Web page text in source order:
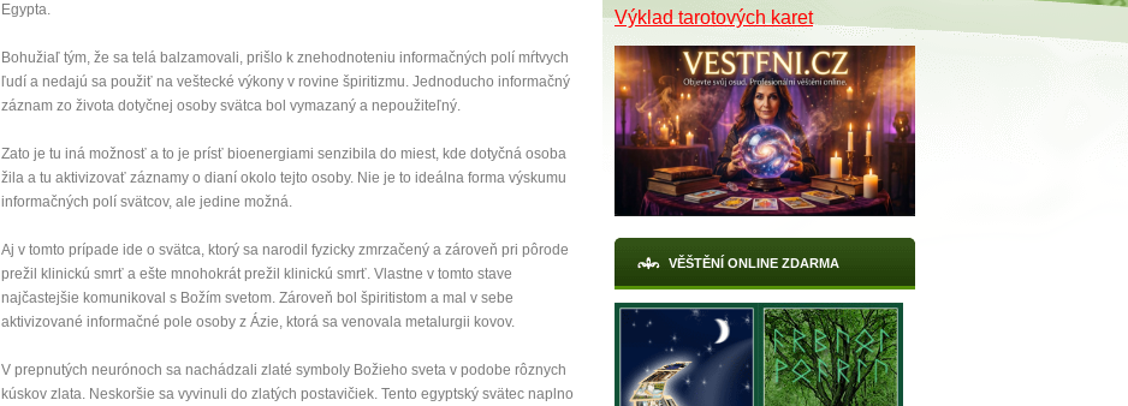
Egypta.
Bohužiaľ tým, že sa telá balzamovali, prišlo k znehodnoteniu informačných polí mŕtvych
ľudí a nedajú sa použiť na veštecké výkony v rovine špiritizmu. Jednoducho informačný
záznam zo života dotyčnej osoby svätca bol vymazaný a nepoužiteľný.
Zato je tu iná možnosť a to je prísť bioenergiami senzibila do miest, kde dotyčná osoba
žila a tu aktivizovať záznamy o dianí okolo tejto osoby. Nie je to ideálna forma výskumu
informačných polí svätcov, ale jedine možná.
Aj v tomto prípade ide o svätca, ktorý sa narodil fyzicky zmrzačený a zároveň pri pôrode
prežil klinickú smrť a ešte mnohokrát prežil klinickú smrť. Vlastne v tomto stave
najčastejšie komunikoval s Božím svetom. Zároveň bol špiritistom a mal v sebe
aktivizované informačné pole osoby z Ázie, ktorá sa venovala metalurgii kovov.
V prepnutých neurónoch sa nachádzali zlaté symboly Božieho sveta v podobe rôznych
kúskov zlata. Neskoršie sa vyvinuli do zlatých postavičiek. Tento egyptský svätec naplno
Výklad tarotových karet
VĚŠTĚNÍ ONLINE ZDARMA